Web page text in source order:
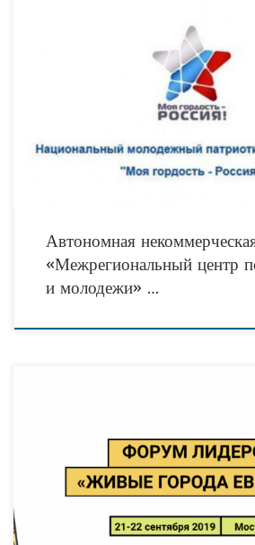
Конкурс 2019 года проводится при поддержке
Российской Федерации, Министерства Российской
гражданской обороны, чрезвычайным ситуациям и
Автономная
«Межрегиональный центр
и молодежи» …
21-22 сентября в Москве на ВДНХ впервые
города Евразии», организованный совместно
общественными инициативами и институциями